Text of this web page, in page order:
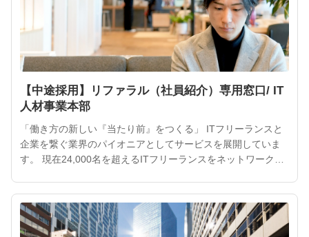
【中途採用】リファラル（社員紹介）専用窓口/ IT
人材事業本部
「働き方の新しい『当たり前』をつくる」 ITフリーランスと
企業を繋ぐ業界のパイオニアとしてサービスを展開していま
す。 現在24,000名を超えるITフリーランスをネットワーク
プデート。 当社の豊富なデータと「人とAIの共創」を掛け合
わせたチーム体制により、単なる人材マッチングを越え、日